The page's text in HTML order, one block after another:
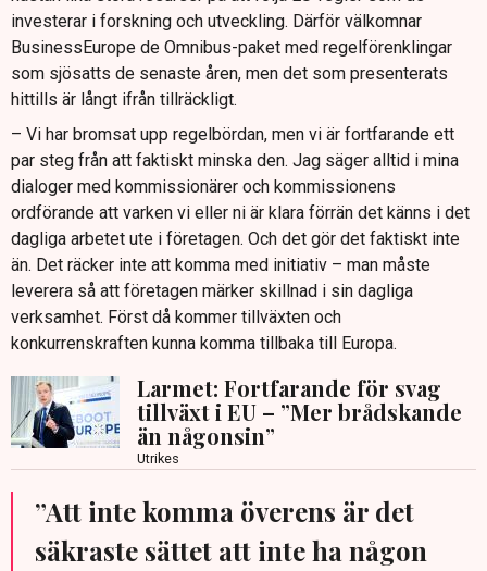
investerar i forskning och utveckling. Därför välkomnar
BusinessEurope de Omnibus-paket med regelförenklingar
som sjösatts de senaste åren, men det som presenterats
hittills är långt ifrån tillräckligt.
– Vi har bromsat upp regelbördan, men vi är fortfarande ett
par steg från att faktiskt minska den. Jag säger alltid i mina
dialoger med kommissionärer och kommissionens
ordförande att varken vi eller ni är klara förrän det känns i det
dagliga arbetet ute i företagen. Och det gör det faktiskt inte
än. Det räcker inte att komma med initiativ – man måste
leverera så att företagen märker skillnad i sin dagliga
verksamhet. Först då kommer tillväxten och
konkurrenskraften kunna komma tillbaka till Europa.
Larmet: Fortfarande för svag
tillväxt i EU – ”Mer brådskande
än någonsin”
Utrikes
”Att inte komma överens är det
säkraste sättet att inte ha någon